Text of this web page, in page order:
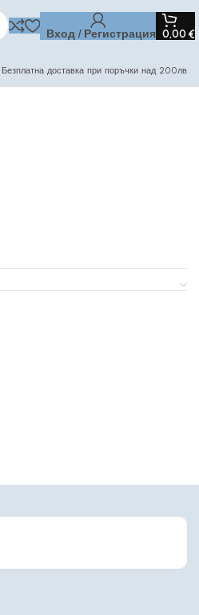
Вход / Регистрация 0,00 €
Безплатна доставка при поръчки над 200лв